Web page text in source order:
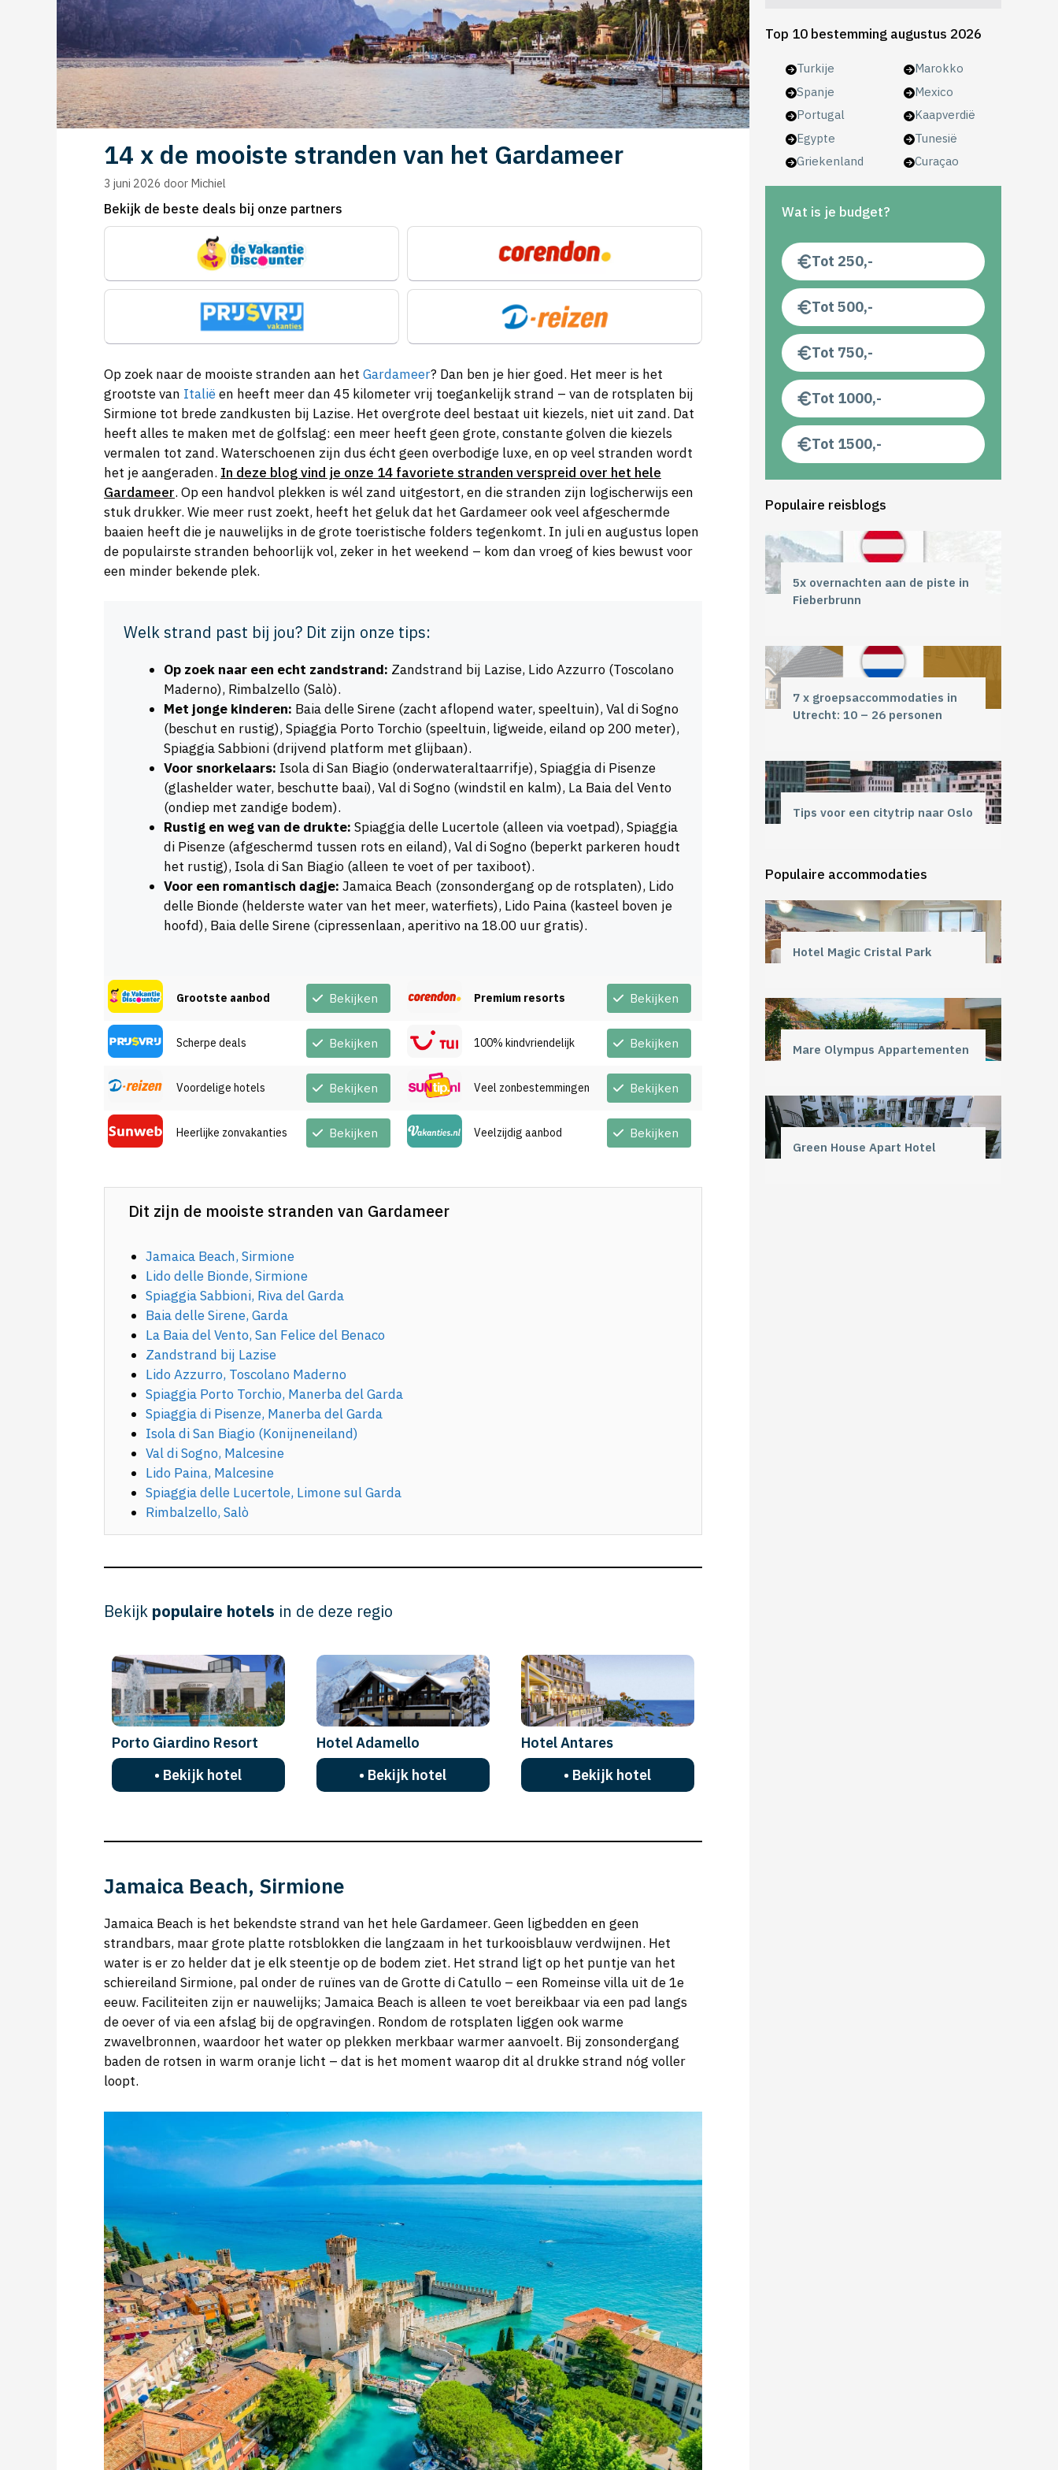
14 x de mooiste stranden van het Gardameer
3 juni 2026 door Michiel
Bekijk de beste deals bij onze partners
Op zoek naar de mooiste stranden aan het Gardameer? Dan ben je hier goed. Het meer is het
grootste van Italiëen heeft meer dan 45 kilometer vrij toegankelijk strand – van de rotsplaten bij
Sirmione tot brede zandkusten bij Lazise. Het overgrote deel bestaat uit kiezels, niet uit zand. Dat
heeft alles te maken met de golfslag: een meer heeft geen grote, constante golven die kiezels
vermalen tot zand. Waterschoenen zijn dus écht geen overbodige luxe, en op veel stranden wordt
het je aangeraden. In deze blog vind je onze 14 favoriete stranden verspreid over het hele
Gardameer. Op een handvol plekken is wél zand uitgestort, en die stranden zijn logischerwijs een
stuk drukker. Wie meer rust zoekt, heeft het geluk dat het Gardameer ook veel afgeschermde
baaien heeft die je nauwelijks in de grote toeristische folders tegenkomt. In juli en augustus lopen
de populairste stranden behoorlijk vol, zeker in het weekend – kom dan vroeg of kies bewust voor
een minder bekende plek.
Welk strand past bij jou? Dit zijn onze tips:
Op zoek naar een echt zandstrand: Zandstrand bij Lazise, Lido Azzurro (Toscolano
Maderno), Rimbalzello (Salò).
Met jonge kinderen: Baia delle Sirene (zacht aflopend water, speeltuin), Val di Sogno
(beschut en rustig), Spiaggia Porto Torchio (speeltuin, ligweide, eiland op 200 meter),
Spiaggia Sabbioni (drijvend platform met glijbaan).
Voor snorkelaars: Isola di San Biagio (onderwateraltaarrifje), Spiaggia di Pisenze
(glashelder water, beschutte baai), Val di Sogno (windstil en kalm), La Baia del Vento
(ondiep met zandige bodem).
Rustig en weg van de drukte: Spiaggia delle Lucertole (alleen via voetpad), Spiaggia
di Pisenze (afgeschermd tussen rots en eiland), Val di Sogno (beperkt parkeren houdt
het rustig), Isola di San Biagio (alleen te voet of per taxiboot).
Voor een romantisch dagje: Jamaica Beach (zonsondergang op de rotsplaten), Lido
delle Bionde (helderste water van het meer, waterfiets), Lido Paina (kasteel boven je
hoofd), Baia delle Sirene (cipressenlaan, aperitivo na 18.00 uur gratis).
Grootste aanbod Bekijken
Scherpe deals Bekijken
Voordelige hotels Bekijken
Heerlijke zonvakanties Bekijken
Premium resorts Bekijken
100% kindvriendelijk Bekijken
Veel zonbestemmingen Bekijken
Veelzijdig aanbod Bekijken
Dit zijn de mooiste stranden van Gardameer
Jamaica Beach, Sirmione
Lido delle Bionde, Sirmione
Spiaggia Sabbioni, Riva del Garda
Baia delle Sirene, Garda
La Baia del Vento, San Felice del Benaco
Zandstrand bij Lazise
Lido Azzurro, Toscolano Maderno
Spiaggia Porto Torchio, Manerba del Garda
Spiaggia di Pisenze, Manerba del Garda
Isola di San Biagio (Konijneneiland)
Val di Sogno, Malcesine
Lido Paina, Malcesine
Spiaggia delle Lucertole, Limone sul Garda
Rimbalzello, Salò
Bekijk populaire hotels in de deze regio
Porto Giardino Resort
• Bekijk hotel
Hotel Adamello
• Bekijk hotel
Hotel Antares
• Bekijk hotel
Jamaica Beach, Sirmione
Jamaica Beach is het bekendste strand van het hele Gardameer. Geen ligbedden en geen
strandbars, maar grote platte rotsblokken die langzaam in het turkooisblauw verdwijnen. Het
water is er zo helder dat je elk steentje op de bodem ziet. Het strand ligt op het puntje van het
schiereiland Sirmione, pal onder de ruïnes van de Grotte di Catullo – een Romeinse villa uit de 1e
eeuw. Faciliteiten zijn er nauwelijks; Jamaica Beach is alleen te voet bereikbaar via een pad langs
de oever of via een afslag bij de opgravingen. Rondom de rotsplaten liggen ook warme
zwavelbronnen, waardoor het water op plekken merkbaar warmer aanvoelt. Bij zonsondergang
baden de rotsen in warm oranje licht – dat is het moment waarop dit al drukke strand nóg voller
loopt.
Top 10 bestemming augustus 2026
Turkije
Spanje
Portugal
Egypte
Griekenland
Marokko
Mexico
Kaapverdië
Tunesië
Curaçao
Wat is je budget?
Tot 250,-
Tot 500,-
Tot 750,-
Tot 1000,-
Tot 1500,-
Populaire reisblogs
5x overnachten aan de piste in
Fieberbrunn
7 x groepsaccommodaties in
Utrecht: 10 – 26 personen
Tips voor een citytrip naar Oslo
Populaire accommodaties
Hotel Magic Cristal Park
Mare Olympus Appartementen
Green House Apart Hotel